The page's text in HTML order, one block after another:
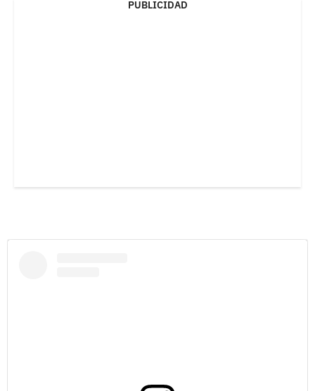
PUBLICIDAD